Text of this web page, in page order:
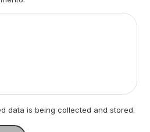
data is being collected and stored.